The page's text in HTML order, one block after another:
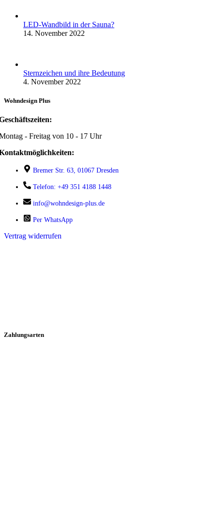
LED-Wandbild in der Sauna?
14. November 2022
Sternzeichen und ihre Bedeutung
4. November 2022
Wohndesign Plus
- Freitag von 10 - 17 Uhr
Bremer Str. 63, 01067 Dresden
Telefon: +49 351 4188 1448
info@wohndesign-plus.de
Per WhatsApp
Vertrag widerrufen
Zahlungsarten